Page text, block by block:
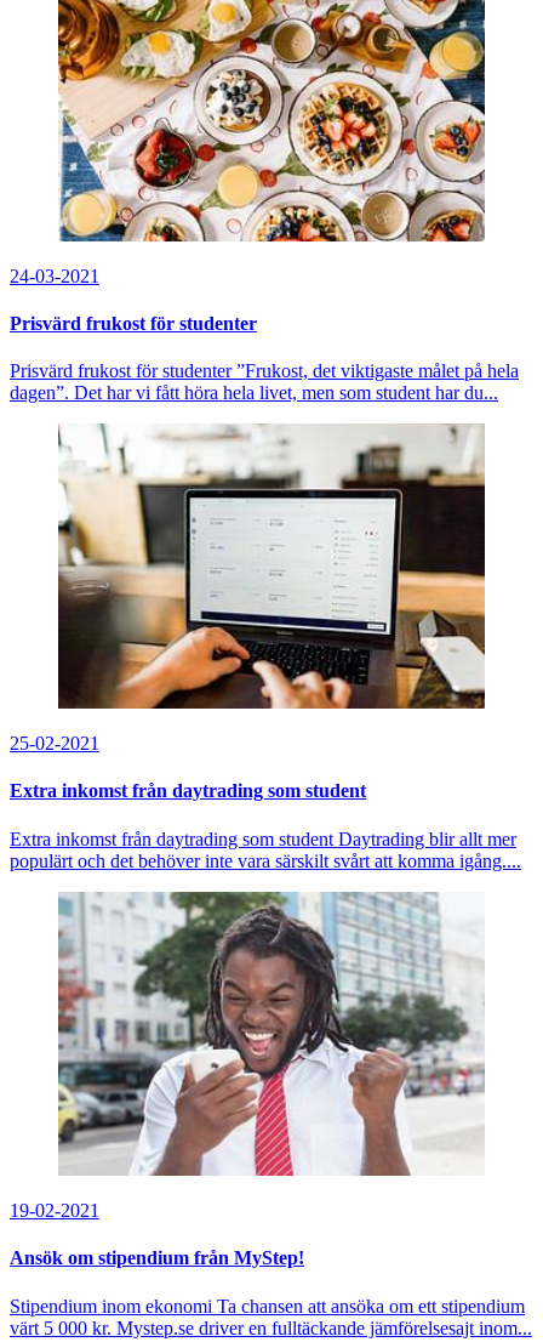
24-03-2021
Prisvärd frukost för studenter
Prisvärd frukost för studenter ”Frukost, det viktigaste målet på hela
dagen”. Det har vi fått höra hela livet, men som student har du...
25-02-2021
Extra inkomst från daytrading som student
Extra inkomst från daytrading som student Daytrading blir allt mer
populärt och det behöver inte vara särskilt svårt att komma igång....
19-02-2021
Ansök om stipendium från MyStep!
Stipendium inom ekonomi Ta chansen att ansöka om ett stipendium
värt 5 000 kr. Mystep.se driver en fulltäckande jämförelsesajt inom...